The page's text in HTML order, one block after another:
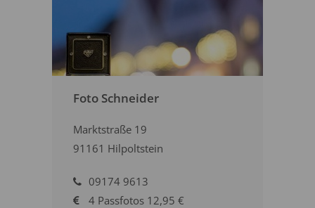
Foto Schneider
Marktstraße 19
91161 Hilpoltstein
09174 9613
4 Passfotos 12,95 €